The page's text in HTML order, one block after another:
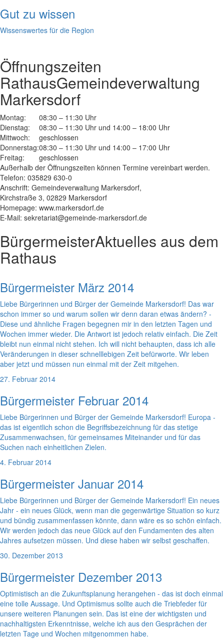
Gut zu wissen
Wissenswertes für die Region
Öffnungszeiten
RathausGemeindeverwaltung
Markersdorf
Montag:
08:30 – 11:30 Uhr
Dienstag:
08:30 – 11:30 Uhr und 14:00 – 18:00 Uhr
Mittwoch:
geschlossen
Donnerstag:08:30 – 11:30 Uhr und 14:00 – 17:00 Uhr
Freitag:
geschlossen
Außerhalb der Öffnungszeiten können Termine vereinbart werden.
Telefon: 035829 630-0
Anschrift: Gemeindeverwaltung Markersdorf,
Kirchstraße 3, 02829 Markersdorf
Homepage: www.markersdorf.de
E-Mail: sekretariat@gemeinde-markersdorf.de
BürgermeisterAktuelles aus dem
Rathaus
Bürgermeister März 2014
Liebe Bürgerinnen und Bürger der Gemeinde Markersdorf! Das war
schon immer so und warum sollen wir denn daran etwas ändern? -
Diese und ähnliche Fragen begegnen mir in den letzten Tagen und
Wochen immer wieder. Die Antwort ist jedoch relativ einfach. Die Zeit
bleibt nun einmal nicht stehen. Ich will nicht behaupten, dass ich alle
Veränderungen in dieser schnelllebigen Zeit befürworte. Wir leben
aber jetzt und müssen nun einmal mit der Zeit mitgehen.
27. Februar 2014
Bürgermeister Februar 2014
Liebe Bürgerinnen und Bürger der Gemeinde Markersdorf! Europa -
das ist eigentlich schon die Begriffsbezeichnung für das stetige
Zusammenwachsen, für gemeinsames Miteinander und für das
Suchen nach einheitlichen Zielen.
4. Februar 2014
Bürgermeister Januar 2014
Liebe Bürgerinnen und Bürger der Gemeinde Markersdorf! Ein neues
Jahr - ein neues Glück, wenn man die gegenwärtige Situation so kurz
und bündig zusammenfassen könnte, dann wäre es so schön einfach.
Wir werden jedoch das neue Glück auf den Fundamenten des alten
Jahres aufsetzen müssen. Und diese haben wir selbst geschaffen.
30. Dezember 2013
Bürgermeister Dezember 2013
Optimistisch an die Zukunftsplanung herangehen - das ist doch einmal
eine tolle Aussage. Und Optimismus sollte auch die Triebfeder für
unsere weiteren Planungen sein. Das ist eine der wichtigsten und
nachhaltigsten Erkenntnisse, welche ich aus den Gesprächen der
letzten Tage und Wochen mitgenommen habe.